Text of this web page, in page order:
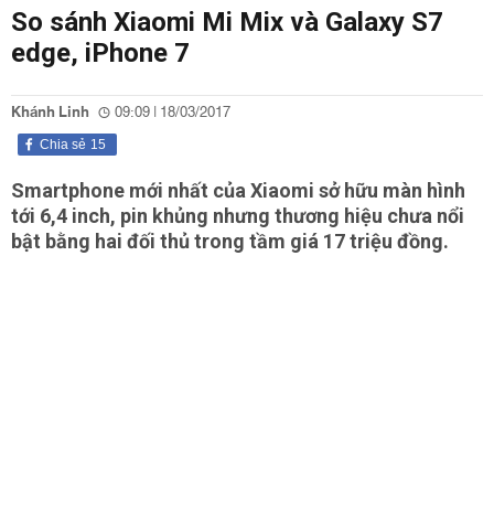
So sánh Xiaomi Mi Mix và Galaxy S7
edge, iPhone 7
Khánh Linh 09:09 | 18/03/2017
15
Chia sẻ
Smartphone mới nhất của Xiaomi sở hữu màn hình
tới 6,4 inch, pin khủng nhưng thương hiệu chưa nổi
bật bằng hai đối thủ trong tầm giá 17 triệu đồng.